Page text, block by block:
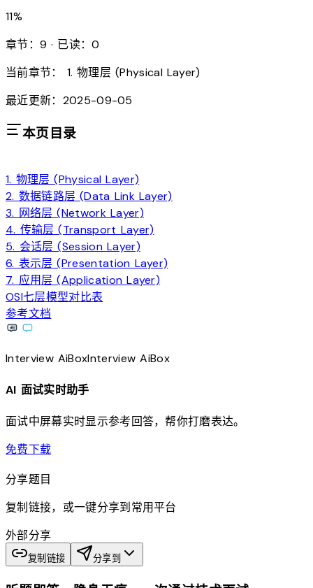
11%
章节：9 · 已读：0
当前章节：
1. 物理层 (Physical Layer)
最近更新：2025-09-05
本页目录
1. 物理层 (Physical Layer)
2. 数据链路层 (Data Link Layer)
3. 网络层 (Network Layer)
4. 传输层 (Transport Layer)
5. 会话层 (Session Layer)
6. 表示层 (Presentation Layer)
7. 应用层 (Application Layer)
OSI七层模型对比表
参考文档
Interview AiBoxInterviewAiBox
AI 面试实时助手
面试中屏幕实时显示参考回答，帮你打磨表达。
免费下载download
分享题目
复制链接，或一键分享到常用平台
外部分享
复制链接 分享到